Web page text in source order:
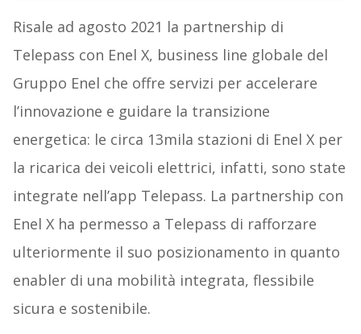
Risale ad agosto 2021 la partnership di
Telepass con Enel X, business line globale del
Gruppo Enel che offre servizi per accelerare
l’innovazione e guidare la transizione
energetica: le circa 13mila stazioni di Enel X per
la ricarica dei veicoli elettrici, infatti, sono state
integrate nell’app Telepass. La partnership con
Enel X ha permesso a Telepass di rafforzare
ulteriormente il suo posizionamento in quanto
enabler di una mobilità integrata, flessibile
sicura e sostenibile.